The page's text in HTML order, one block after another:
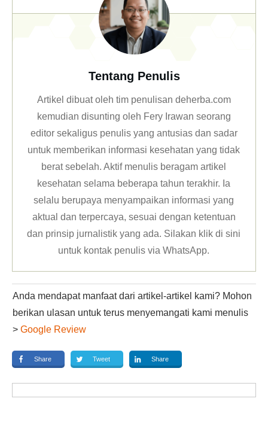
Tentang Penulis
Artikel dibuat oleh tim penulisan deherba.com
kemudian disunting oleh Fery Irawan seorang
editor sekaligus penulis yang antusias dan sadar
untuk memberikan informasi kesehatan yang tidak
berat sebelah. Aktif menulis beragam artikel
kesehatan selama beberapa tahun terakhir. Ia
selalu berupaya menyampaikan informasi yang
aktual dan terpercaya, sesuai dengan ketentuan
dan prinsip jurnalistik yang ada. Silakan klikdi sini
untuk kontak penulis via WhatsApp.
Anda mendapat manfaat dari artikel-artikel kami? Mohon
berikan ulasan untuk terus menyemangati kami menulis
> Google Review
Share Tweet Share